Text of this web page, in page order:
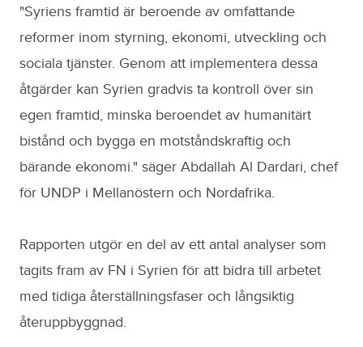
"Syriens framtid är beroende av omfattande
reformer inom styrning, ekonomi, utveckling och
sociala tjänster. Genom att implementera dessa
åtgärder kan Syrien gradvis ta kontroll över sin
egen framtid, minska beroendet av humanitärt
bistånd och bygga en motståndskraftig och
bärande ekonomi." säger Abdallah Al Dardari, chef
för UNDP i Mellanöstern och Nordafrika.
Rapporten utgör en del av ett antal analyser som
tagits fram av FN i Syrien för att bidra till arbetet
med tidiga återställningsfaser och långsiktig
återuppbyggnad.